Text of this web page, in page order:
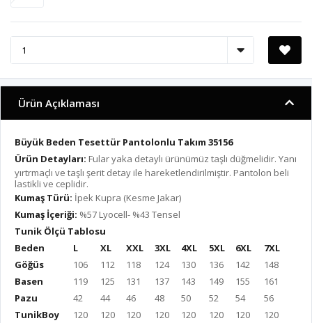
Ürün Açıklaması
Büyük Beden Tesettür Pantolonlu Takım 35156
Ürün Detayları: Fular yaka detaylı ürünümüz taşlı düğmelidir. Yanı
yırtrmaçlı ve taşlı şerit detay ile hareketlendirilmiştir. Pantolon beli
lastikli ve ceplidir.
Kumaş Türü: İpek Kupra (Kesme Jakar)
Kumaş İçeriği: %57 Lyocell- %43 Tensel
Tunik Ölçü Tablosu
Beden
L XL XXL 3XL 4XL 5XL 6XL
7XL
Göğüs
106 112 118 124 130 136 142
148
Basen
119 125 131 137 143 149 155
161
Pazu
42 44 46 48 50 52 54
56
TunikBoy
120 120 120 120 120 120 120
120